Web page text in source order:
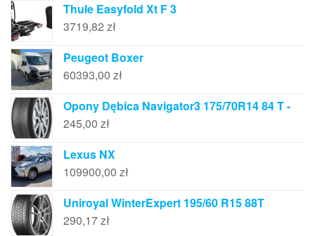
Thule Easyfold Xt F 3
3719,82 zł
Peugeot Boxer
60393,00 zł
Opony Dębica Navigator3 175/70R14 84 T -
245,00 zł
Lexus NX
109900,00 zł
Uniroyal WinterExpert 195/60 R15 88T
290,17zł